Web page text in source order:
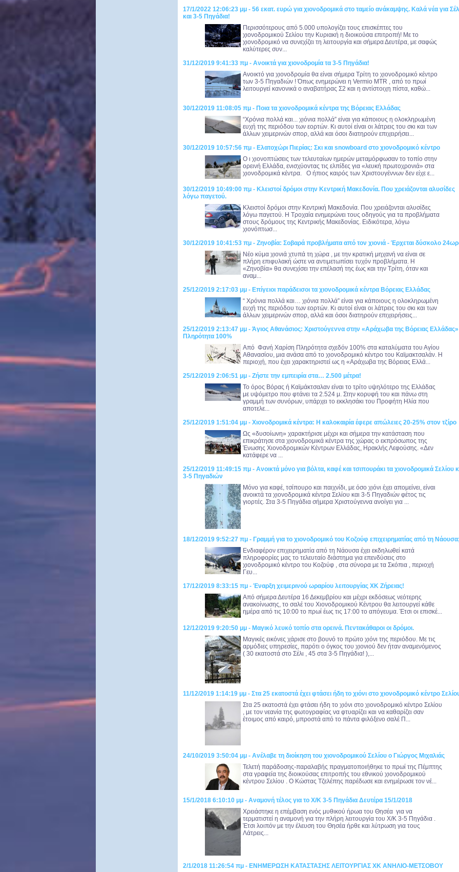
17/1/2022 12:06:23 μμ - 56 εκατ. ευρώ για χιονοδρομικά στο ταμείο ανάκαμψης. Καλά νέα για
και 3-5 Πηγάδια!
Περισσότερους από 5.000 υπολογίζει τους επισκέπτες του
χιονοδρομικού Σελίου την Κυριακή η διοικούσα επιτροπή! Με το
χιονοδρομικό να συνεχίζει τη λειτουργία και σήμερα Δευτέρα, με σαφώς
καλύτερες συν...
31/12/2019 9:41:33 πμ - Ανοικτά για χιονοδρομία τα 3-5 Πηγάδια!
Ανοικτό για χιονοδρομία θα είναι σήμερα Τρίτη το χιονοδρομικό κέντρο
των 3-5 Πηγαδιών ! Όπως ενημερώνει η Vermio MTR , από το πρωί
λειτουργεί κανονικά ο αναβατήρας Σ2 και η αντίστοιχη πίστα, καθώ...
30/12/2019 11:08:05 πμ - Ποια τα χιονοδρομικά κέντρα της Βόρειας Ελλάδας
“Χρόνια πολλά και... χιόνια πολλά” είναι για κάποιους η ολοκληρωμένη
ευχή της περιόδου των εορτών. Κι αυτοί είναι οι λάτρεις του σκι και των
άλλων χειμερινών σπορ, αλλά και όσοι διατηρούν επιχειρήσει...
30/12/2019 10:57:56 πμ - Ελατοχώρι Πιερίας: Σκι και snowboard στο χιονοδρομικό κέντρο
Ο ι χιονοπτώσεις των τελευταίων ημερών μεταμόρφωσαν το τοπίο στην
ορεινή Ελλάδα, ενισχύοντας τις ελπίδες για «λευκή πρωτοχρονιά» στα
χιονοδρομικά κέντρα. Ο ήπιος καιρός των Χριστουγέννων δεν είχε ε...
30/12/2019 10:49:00 πμ - Κλειστοί δρόμοι στην Κεντρική Μακεδονία. Που χρειάζονται αλυσίδες
λόγω παγετού.
Κλειστοί δρόμοι στην Κεντρική Μακεδονία. Που χρειάζονται αλυσίδες
λόγω παγετού. Η Τροχαία ενημερώνει τους οδηγούς για τα προβλήματα
στους δρόμους της Κεντρικής Μακεδονίας. Ειδικότερα, λόγω
χιονόπτωσ...
30/12/2019 10:41:53 πμ - Ζηνοβία: Σοβαρά προβλήματα από τον χιονιά - Έρχεται δύσκολο
Νέο κύμα χιονιά χτυπά τη χώρα , με την κρατική μηχανή να είναι σε
πλήρη επιφυλακή ώστε να αντιμετωπίσει τυχόν προβλήματα. Η
«Ζηνοβία» θα συνεχίσει την επέλασή της έως και την Τρίτη, όταν και
αναμ...
25/12/2019 2:17:03 μμ - Επίγειοι παράδεισοι τα χιονοδρομικά κέντρα Βόρειας Ελλάδας
“ Χρόνια πολλά και… χιόνια πολλά” είναι για κάποιους η ολοκληρωμένη
ευχή της περιόδου των εορτών. Κι αυτοί είναι οι λάτρεις του σκι και των
άλλων χειμερινών σπορ, αλλά και όσοι διατηρούν επιχειρήσεις...
25/12/2019 2:13:47 μμ - Άγιος Αθανάσιος: Χριστούγεννα στην «Αράχωβα της Βόρειας
Πληρότητα 100%
Από Φανή Χαρίση Πληρότητα σχεδόν 100% στα καταλύματα του Αγίου
Αθανασίου, μια ανάσα από το χιονοδρομικό κέντρο του Καϊμακτσαλάν. Η
περιοχή, που έχει χαρακτηριστεί ως η «Αράχωβα της Βόρειας Ελλά...
25/12/2019 2:06:51 μμ - Ζήστε την εμπειρία στα… 2.500 μέτρα!
Το όρος Βόρας ή Καϊμάκτσαλαν είναι το τρίτο υψηλότερο της Ελλάδας
με υψόμετρο που φτάνει τα 2.524 μ. Στην κορυφή του και πάνω στη
γραμμή των συνόρων, υπάρχει το εκκλησάκι του Προφήτη Ηλία που
αποτελε...
25/12/2019 1:51:04 μμ - Χιονοδρομικά κέντρα: Η καλοκαιρία έφερε απώλειες 20-25% στον τζίρο
Ως «δυσοίωνη» χαρακτήρισε μέχρι και σήμερα την κατάσταση που
επικράτησε στα χιονοδρομικά κέντρα της χώρας ο εκπρόσωπος της
Ένωσης Χιονοδρομικών Κέντρων Ελλάδας, Ηρακλής Λεφούσης. «Δεν
κατάφερε να ...
25/12/2019 11:49:15 πμ - Ανοικτά μόνο για βόλτα, καφέ και τσιπουράκι τα χιονοδρομικά Σελίου
3-5 Πηγαδιών
Μόνο για καφέ, τσίπουρο και παιχνίδι, με όσο χιόνι έχει απομείνει, είναι
ανοικτά τα χιονοδρομικά κέντρα Σελίου και 3-5 Πηγαδιών φέτος τις
γιορτές. Στα 3-5 Πηγάδια σήμερα Χριστούγεννα ανοίγει για ...
18/12/2019 9:52:27 πμ - Γραμμή για το χιονοδρομικό του Κοζούφ επιχειρηματίας από τη
Ενδιαφέρον επιχειρηματία από τη Νάουσα έχει εκδηλωθεί κατά
πληροφορίες μας το τελευταίο διάστημα για επενδύσεις στο
χιονοδρομικό κέντρο του Κοζούφ , στα σύνορα με τα Σκόπια , περιοχή
Γευ...
17/12/2019 8:33:15 πμ - Έναρξη χειμερινού ωραρίου λειτουργίας ΧΚ Ζήρειας!
Από σήμερα Δευτέρα 16 Δεκεμβρίου και μέχρι εκδόσεως νεότερης
ανακοίνωσης, το σαλέ του Χιονοδρομικού Κέντρου θα λειτουργεί κάθε
ημέρα από τις 10:00 το πρωί έως τις 17:00 το απόγευμα. Έτσι οι επισκέ...
12/12/2019 9:20:50 μμ - Μαγικό λευκό τοπίο στα ορεινά. Πεντακάθαροι οι δρόμοι.
Μαγικές εικόνες χάρισε στο βουνό το πρώτο χιόνι της περιόδου. Με τις
αρμόδιες υπηρεσίες, παρότι ο όγκος του χιονιού δεν ήταν αναμενόμενος
( 30 εκατοστά στο Σέλι , 45 στα 3-5 Πηγάδια! ),...
11/12/2019 1:14:19 μμ - Στα 25 εκατοστά έχει φτάσει ήδη το χιόνι στο χιονοδρομικό κέντρο
Στα 25 εκατοστά έχει φτάσει ήδη το χιόνι στο χιονοδρομικό κέντρο Σελίου
, με τον νεανία της φωτογραφίας να φτυαρίζει και να καθαρίζει σαν
έτοιμος από καιρό, μπροστά από το πάντα φιλόξενο σαλέ Π...
24/10/2019 3:50:04 μμ - Ανέλαβε τη διοίκηση του χιονοδρομικού Σελίου ο Γιώργος Μιχαλιάς
Τελετή παράδοσης-παραλαβής πραγματοποιήθηκε το πρωί της Πέμπτης
στα γραφεία της διοικούσας επιτροπής του εθνικού χιονοδρομικού
κέντρου Σελίου . Ο Κώστας Τζελέπης παρέδωσε και ενημέρωσε τον νέ...
15/1/2018 6:10:10 μμ - Αναμονή τέλος για το Χ/Κ 3-5 Πηγάδια Δευτέρα 15/1/2018
Χρειάστηκε η επέμβαση ενός μυθικού ήρωα του Θησέα για να
τερματιστεί η αναμονή για την πλήρη λειτουργία του Χ/Κ 3-5 Πηγάδια .
Έτσι λοιπόν με την έλευση του Θησέα ήρθε και λύτρωση για τους
Λάτρεις...
2/1/2018 11:26:54 πμ - ΕΝΗΜΕΡΩΣΗ ΚΑΤΑΣΤΑΣΗΣ ΛΕΙΤΟΥΡΓΙΑΣ ΧΚ ΑΝΗΛΙΟ-ΜΕΤΣΟΒΟΥ